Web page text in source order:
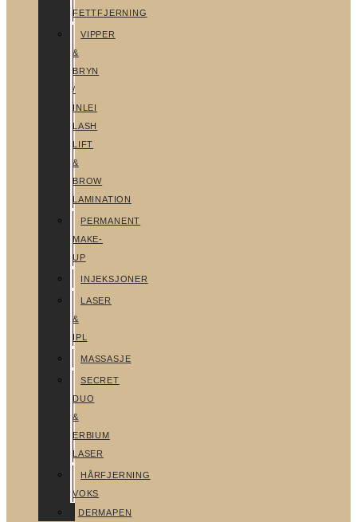
FETTFJERNING
VIPPER
&
BRYN
/
INLEI
LASH
LIFT
&
BROW
LAMINATION
PERMANENT
MAKE-
UP
INJEKSJONER
LASER
&
IPL
MASSASJE
SECRET
DUO
&
ERBIUM
LASER
HÅRFJERNING
VOKS
DERMAPEN